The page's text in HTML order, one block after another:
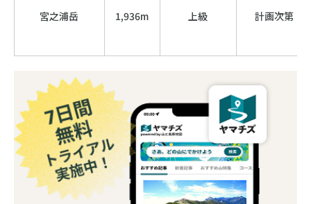
宮之浦岳 1,936m 上級 計画次第